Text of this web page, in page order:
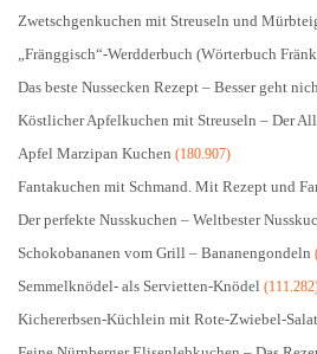
Zwetschgenkuchen mit Streuseln und
„Fränggisch“-Werdderbuch (Wörterbuch
Das beste Nussecken Rezept – Besser geht
Köstlicher Apfelkuchen mit Streuseln – Der
Apfel Marzipan Kuchen (180.907)
Fantakuchen mit Schmand. Mit Rezept und
Der perfekte Nusskuchen – Weltbester
Schokobananen vom Grill – Bananengondeln
Semmelknödel- als Servietten-Knödel
Kichererbsen-Küchlein mit Rote-Zwiebel-Salat